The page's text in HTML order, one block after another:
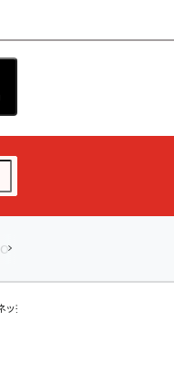
担...